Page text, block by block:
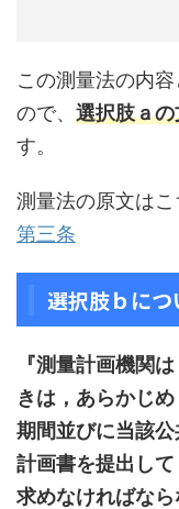
この測量法の内
ので、 選択肢ａ
す。
測量法の原文は
第三条
選択肢ｂにつ
『測量計画機関
きは，あらかじ
期間並びに当該
計画書を提出し
求めなければなら